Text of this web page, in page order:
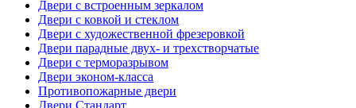
Двери с встроенным зеркалом
Двери с ковкой и стеклом
Двери с художественной фрезеровкой
Двери парадные двух- и трехстворчатые
Двери с терморазрывом
Двери эконом-класса
Противопожарные двери
Двери Стандарт